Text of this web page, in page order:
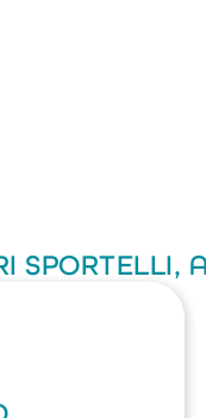
SPORTELLI,